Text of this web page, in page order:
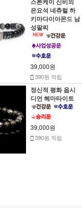
은요석 네츄럴 하
키마다이아몬드 남
성팔찌
39,000원
390원 적립
정신적 평화 옵시
디언 헤마타이트
39,000원
390원 적립